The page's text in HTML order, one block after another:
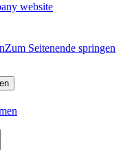
website
Zum Seitenende springen